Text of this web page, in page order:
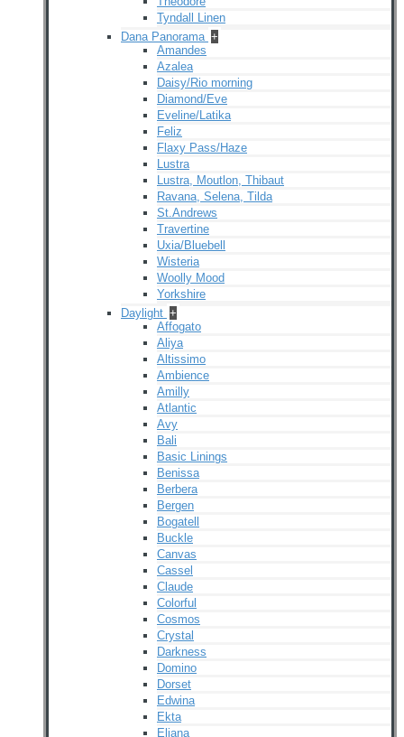
Tyndall Linen
Dana Panorama +
Amandes
Azalea
Daisy/Rio morning
Diamond/Eve
Eveline/Latika
Feliz
Flaxy Pass/Haze
Lustra
Lustra, Moutlon, Thibaut
Ravana, Selena, Tilda
St.Andrews
Travertine
Uxia/Bluebell
Wisteria
Woolly Mood
Yorkshire
Daylight +
Affogato
Aliya
Altissimo
Ambience
Amilly
Atlantic
Avy
Bali
Basic Linings
Benissa
Berbera
Bergen
Bogatell
Buckle
Canvas
Cassel
Claude
Colorful
Cosmos
Crystal
Darkness
Domino
Dorset
Edwina
Ekta
Eliana